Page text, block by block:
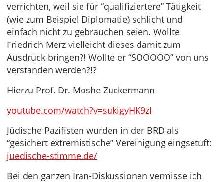
verrichten, weil sie für “qualifiziertere” Tätigkeit
(wie zum Beispiel Diplomatie) schlicht und
einfach nicht zu gebrauchen seien. Wollte
Friedrich Merz vielleicht dieses damit zum
Ausdruck bringen?! Wollte er “SOOOOO” von uns
verstanden werden?!?
Hierzu Prof. Dr. Moshe Zuckermann
youtube.com/watch?v=sukigyHK9zI
Jüdische Pazifisten wurden in der BRD als
“gesichert extremistische” Vereinigung eingsetuft:
juedische-stimme.de/
Bei den ganzen Iran-Diskussionen vermisse ich